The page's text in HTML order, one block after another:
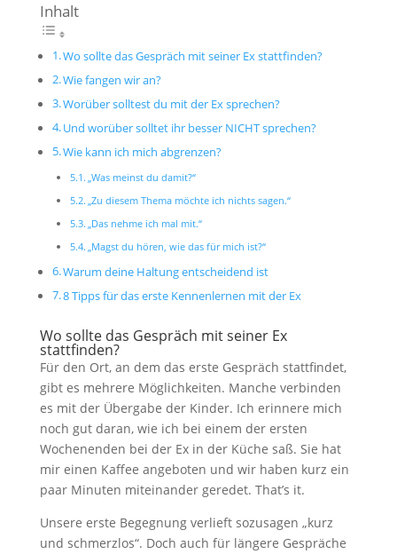
Inhalt
Wo sollte das Gespräch mit seiner Ex stattfinden?
Wie fangen wir an?
Worüber solltest du mit der Ex sprechen?
Und worüber solltet ihr besser NICHT sprechen?
Wie kann ich mich abgrenzen?
„Was meinst du damit?“
„Zu diesem Thema möchte ich nichts sagen.“
„Das nehme ich mal mit.“
„Magst du hören, wie das für mich ist?“
Warum deine Haltung entscheidend ist
8 Tipps für das erste Kennenlernen mit der Ex
Wo sollte das Gespräch mit seiner Ex
stattfinden?
Für den Ort, an dem das erste Gespräch stattfindet,
gibt es mehrere Möglichkeiten. Manche verbinden
es mit der Übergabe der Kinder. Ich erinnere mich
noch gut daran, wie ich bei einem der ersten
Wochenenden bei der Ex in der Küche saß. Sie hat
mir einen Kaffee angeboten und wir haben kurz ein
paar Minuten miteinander geredet. That’s it.
Unsere erste Begegnung verlieft sozusagen „kurz
und schmerzlos“. Doch auch für längere Gespräche